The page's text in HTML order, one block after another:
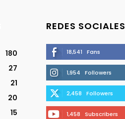
180
27
21
20
15
REDES SOCIALES
18,541 Fans
1,954 Followers
2,458 Followers
1,458 Subscribers